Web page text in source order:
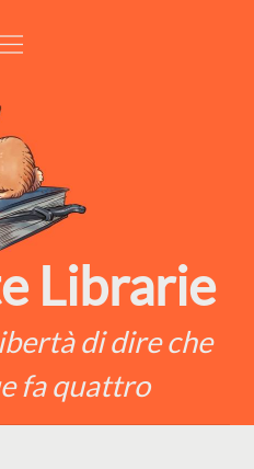
Librarie
di dire che
fa quattro